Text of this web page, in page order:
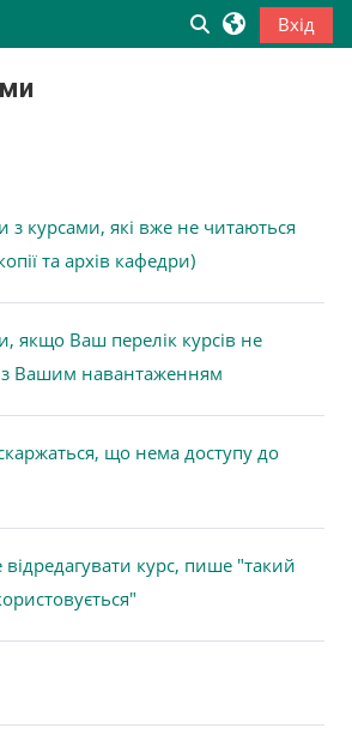
Переключити
Вхід
курсами, які вже не читаються
та архів кафедри)Сторінка
якщо Ваш перелік курсів не
з Вашим навантаженням
що нема доступу до
курс, пише "такий